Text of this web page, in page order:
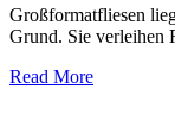
Großformatfliesen
Grund. Sie verleihen
Read More